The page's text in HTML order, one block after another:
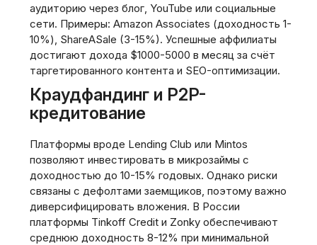
аудиторию через блог, YouTube или социальные
сети. Примеры: Amazon Associates (доходность 1-
10%), ShareASale (3-15%). Успешные аффилиаты
достигают дохода $1000-5000 в месяц за счёт
таргетированного контента и SEO-оптимизации.
Краудфандинг и P2P-
кредитование
Платформы вроде Lending Club или Mintos
позволяют инвестировать в микрозаймы с
доходностью до 10-15% годовых. Однако риски
связаны с дефолтами заемщиков, поэтому важно
диверсифицировать вложения. В России
платформы Tinkoff Credit и Zonky обеспечивают
среднюю доходность 8-12% при минимальной